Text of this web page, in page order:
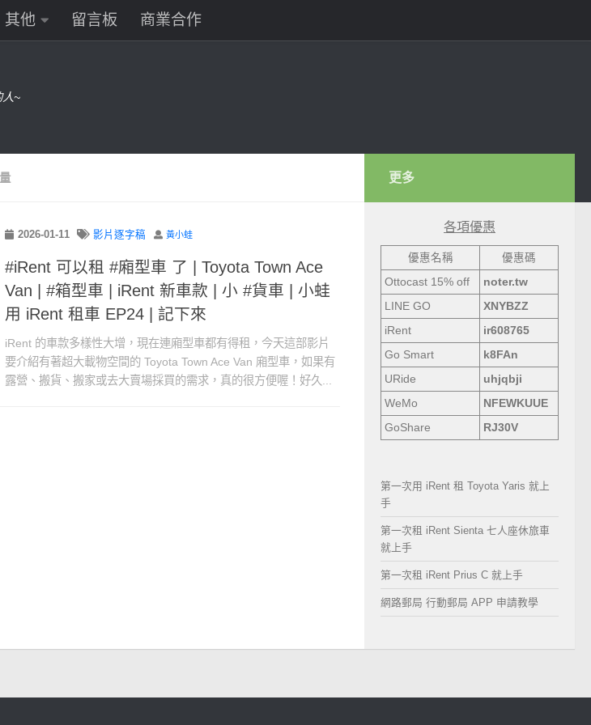
其他 留言板 商業合作
~
2026-01-11 影片逐字稿 黃小蛙
#iRent 可以租 #廂型車 了 | Toyota Town Ace
Van | #箱型車 | iRent 新車款 | 小 #貨車 | 小蛙
用 iRent 租車 EP24 | 記下來
iRent 的車款多樣性大增，現在連廂型車都有得租，今天這部影片
要介紹有著超大載物空間的 Toyota Town Ace Van 廂型車，如果有
露營、搬貨、搬家或去大賣場採買的需求，真的很方便喔！好久...
更多
各項優惠
優惠名稱
優惠碼
Ottocast 15% off
noter.tw
LINE GO
XNYBZZ
iRent
ir608765
Go Smart
k8FAn
URide
uhjqbji
WeMo
NFEWKUUE
GoShare
RJ30V
第一次用 iRent 租 Toyota Yaris 就上
手
第一次租 iRent Sienta 七人座休旅車
就上手
第一次租 iRent Prius C 就上手
網路郵局 行動郵局 APP 申請教學